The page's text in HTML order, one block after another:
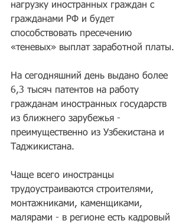
нагрузку иностранных граждан с
гражданами РФ и будет
способствовать пресечению
«теневых» выплат заработной платы.
На сегодняшний день выдано более
6,3 тысяч патентов на работу
гражданам иностранных государств
из ближнего зарубежья -
преимущественно из Узбекистана и
Таджикистана.
Чаще всего иностранцы
трудоустраиваются строителями,
монтажниками, каменщиками,
малярами - в регионе есть кадровый